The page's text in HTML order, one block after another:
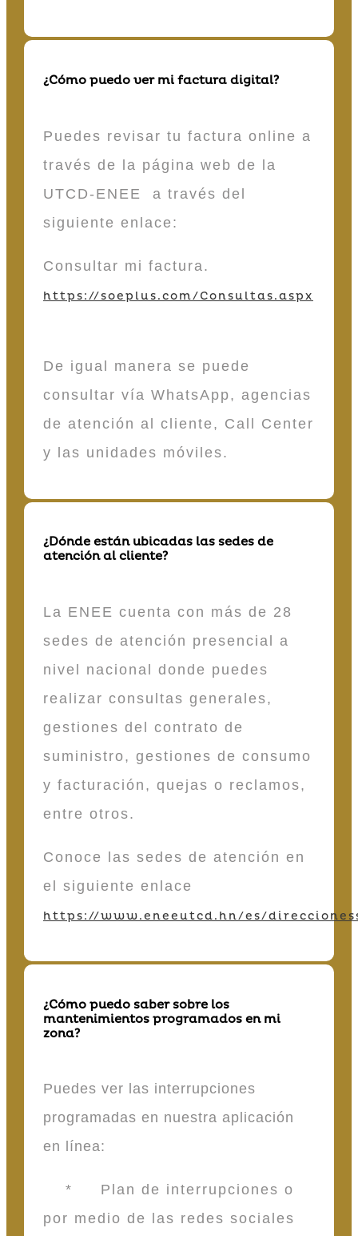
¿Cómo puedo ver mi factura digital?
Puedes revisar tu factura online a
través de la página web de la
UTCD-ENEE a través del
siguiente enlace:
Consultar mi factura.
https://soeplus.com/Consultas.aspx
De igual manera se puede
consultar vía WhatsApp, agencias
de atención al cliente, Call Center
y las unidades móviles.
¿Dónde están ubicadas las sedes de
atención al cliente?
La ENEE cuenta con más de 28
sedes de atención presencial a
nivel nacional donde puedes
realizar consultas generales,
gestiones del contrato de
suministro, gestiones de consumo
y facturación, quejas o reclamos,
entre otros.
Conoce las sedes de atención en
el siguiente enlace
https://www.eneeutcd.hn/es/
¿Cómo puedo saber sobre los
mantenimientos programados en mi
zona?
Puedes ver las interrupciones
programadas en nuestra aplicación
en línea:
* Plan de interrupciones o
por medio de las redes sociales